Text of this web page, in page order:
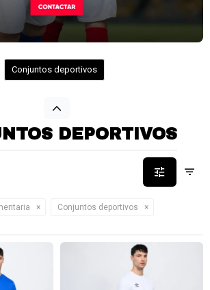
Conjuntos deportivos
DEPORTIVOS
Conjuntos deportivos